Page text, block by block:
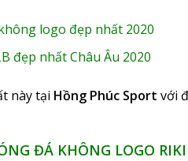
logo đẹp nhất 2020
đẹp nhất Châu Âu 2020
này tại Hồng Phúc Sport với
ĐÁ KHÔNG LOGO